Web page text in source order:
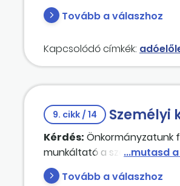
Tovább a válaszhoz
Kapcsolódó címkék:
9. cikk / 14 Személyi
Kérdés: Önkormányzatunk
munkáltató a személyi
Tovább a válaszhoz